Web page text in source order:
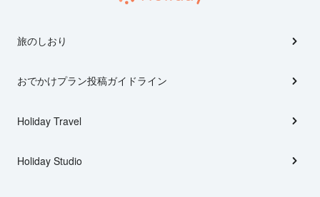
旅のしおり
おでかけプラン投稿ガイドライン
Holiday Travel
Holiday Studio